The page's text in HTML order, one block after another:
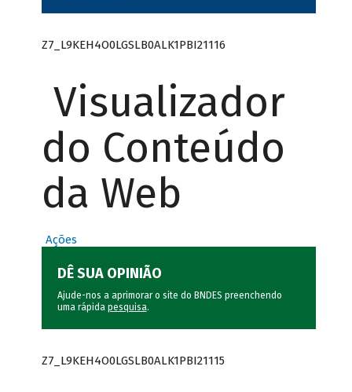
Z7_L9KEH4O0LGSLB0ALK1PBI21116
Visualizador
do Conteúdo
da Web
Ações
DÊ SUA OPINIÃO
Ajude-nos a aprimorar o site do BNDES preenchendo
uma rápida pesquisa.
Z7_L9KEH4O0LGSLB0ALK1PBI21115